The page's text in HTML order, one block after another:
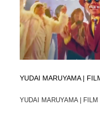
YUDAI MARUYAMA |
YUDAI MARUYAMA | FILM